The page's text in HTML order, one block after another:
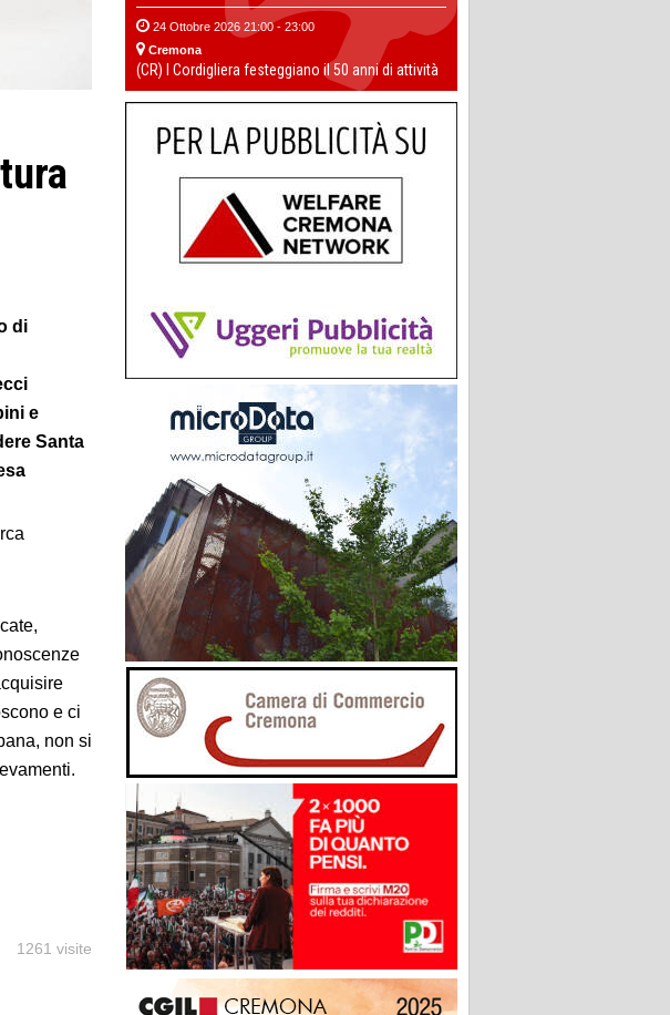
di
e
Santa
e ci
non si
1261 visite
24 Ottobre 2026 21:00 - 23:00
Cremona
(CR) I Cordigliera festeggiano il 50 anni di attività